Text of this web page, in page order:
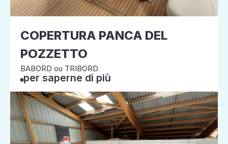
COPERTURA PANCA DEL
POZZETTO
BABORD ou TRIBORD
per saperne di più